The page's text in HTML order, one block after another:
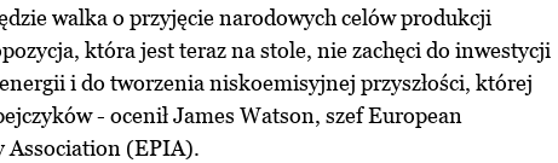
walka o przyjęcie narodowych celów produkcji
która jest teraz na stole, nie zachęci do inwestycji
i do tworzenia niskoemisyjnej przyszłości, której
- ocenił James Watson, szef European
(EPIA).